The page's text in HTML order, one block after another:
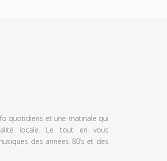
quotidiens et une matinale qui
locale. Le tout en vous
des années 80’s et des